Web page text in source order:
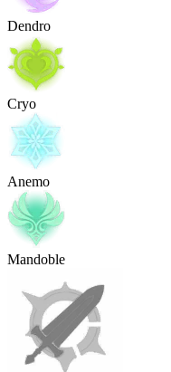
Dendro
Cryo
Anemo
Mandoble